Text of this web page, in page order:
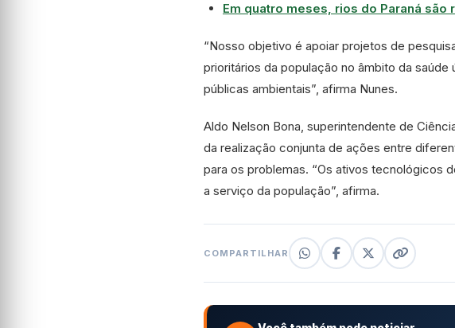
Em quatro meses, rios do Paraná
“Nosso objetivo é apoiar projetos de
prioritários da população no âmbito da
públicas ambientais”, afirma Nunes.
Aldo Nelson Bona, superintendente de
da realização conjunta de ações entre
para os problemas. “Os ativos tecnológicos
a serviço da população”, afirma.
COMPARTILHAR